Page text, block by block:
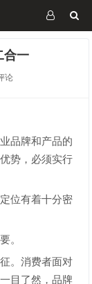
合一
论
品牌和产品的
势，必须实行
位有着十分密
。
。消费者面对
目了然，品牌